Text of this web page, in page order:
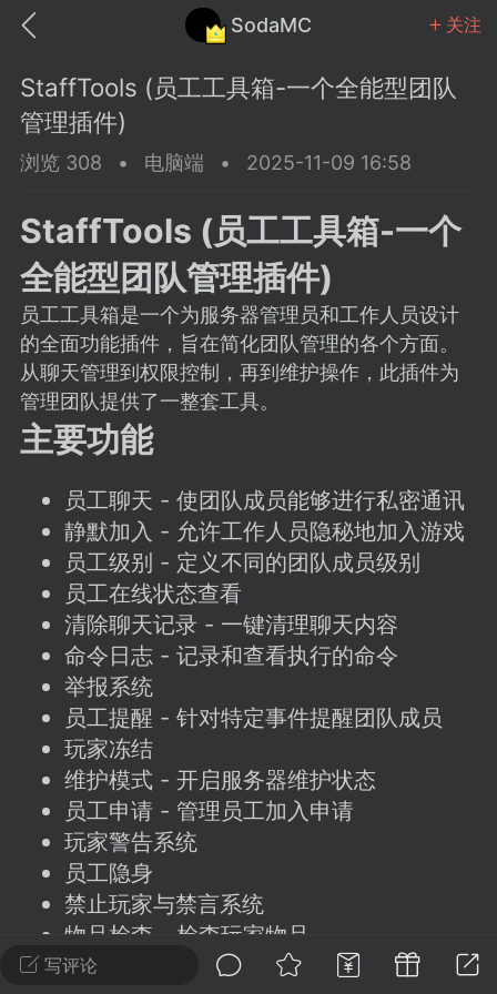
SodaMC 关注
中文社区 SodaMC
教程 材质 社区
潮涌核心
议贴】SodaMC 的改进与建议 🧃
社区的建议&反馈板块，欢迎每
在这里畅所欲言，提出你对 社区功能、
、管理方式等方面 的任何想法！...
11
潮涌核心
永久赞助者
24 23:37
电脑端 整合包分享
主页反馈贴
反馈你遇到的问题 以及 你期望的功能等
不方便可尝试通过邮箱与作者进行反馈
写评论
StaffTools (员工工具箱-一个全能型团队
管理插件)
浏览 308 • 电脑端 • 2025-11-09 16:58
StaffTools (员工工具箱-一个
全能型团队管理插件)
员工工具箱是一个为服务器管理员和工作人员设计
的全面功能插件，旨在简化团队管理的各个方面。
从聊天管理到权限控制，再到维护操作，此插件为
管理团队提供了一整套工具。
主要功能
员工聊天 - 使团队成员能够进行私密通讯
静默加入 - 允许工作人员隐秘地加入游戏
员工级别 - 定义不同的团队成员级别
员工在线状态查看
清除聊天记录 - 一键清理聊天内容
命令日志 - 记录和查看执行的命令
举报系统
员工提醒 - 针对特定事件提醒团队成员
玩家冻结
维护模式 - 开启服务器维护状态
员工申请 - 管理员工加入申请
玩家警告系统
员工隐身
禁止玩家与禁言系统
物品检查 - 检查玩家物品
自动更新检查